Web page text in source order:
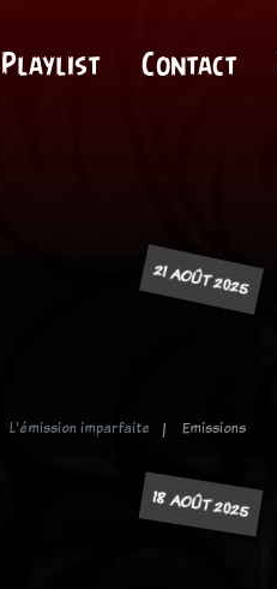
Playlist Contact
21 AOÛT 2025
L'émission imparfaite Emissions
18 AOÛT 2025